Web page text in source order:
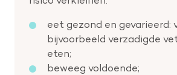
eet gezond en gevarieerd:
bijvoorbeeld verzadigde
eten;
beweeg voldoende;